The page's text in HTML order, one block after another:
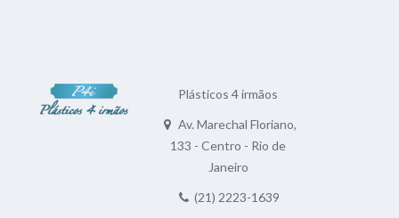
Plásticos 4 irmãos
Av. Marechal Floriano,
133 - Centro - Rio de
Janeiro
(21) 2223-1639